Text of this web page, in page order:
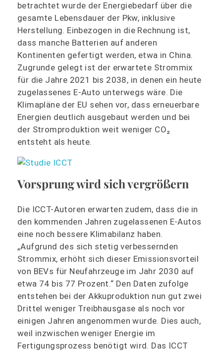
betrachtet wurde der Energiebedarf über die
gesamte Lebensdauer der Pkw, inklusive
Herstellung. Einbezogen in die Rechnung ist,
dass manche Batterien auf anderen
Kontinenten gefertigt werden, etwa in China.
Zugrunde gelegt ist der erwartete Strommix
für die Jahre 2021 bis 2038, in denen ein heute
zugelassenes E-Auto unterwegs wäre. Die
Klimapläne der EU sehen vor, dass erneuerbare
Energien deutlich ausgebaut werden und bei
der Stromproduktion weit weniger CO₂
entsteht als heute.
Vorsprung wird sich vergrößern
Die ICCT-Autoren erwarten zudem, dass die in
den kommenden Jahren zugelassenen E-Autos
eine noch bessere Klimabilanz haben.
„Aufgrund des sich stetig verbessernden
Strommix, erhöht sich dieser Emissionsvorteil
von BEVs für Neufahrzeuge im Jahr 2030 auf
etwa 74 bis 77 Prozent.“ Den Daten zufolge
entstehen bei der Akkuproduktion nun gut zwei
Drittel weniger Treibhausgase als noch vor
einigen Jahren angenommen wurde. Dies auch,
weil inzwischen weniger Energie im
Fertigungsprozess benötigt wird. Das ICCT